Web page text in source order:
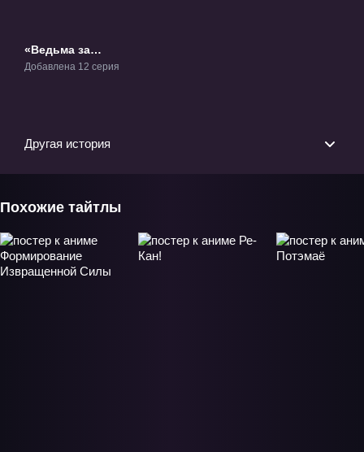
«Ведьма за
работой» ТВ-1
Добавлена 12 серия
Другая история
Похожие тайтлы